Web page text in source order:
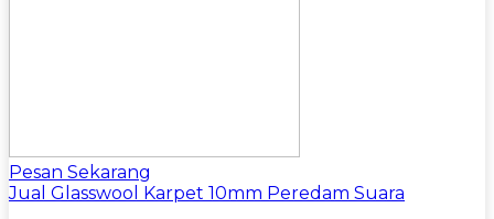
Pesan Sekarang
Jual Glasswool Karpet 10mm Peredam Suara